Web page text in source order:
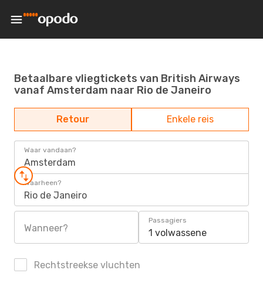
Betaalbare vliegtickets van British Airways
vanaf Amsterdam naar Rio de Janeiro
Retour Enkele reis
Waar vandaan?
Amsterdam
Waarheen?
Rio de Janeiro
Wanneer?
Passagiers
1 volwassene
Rechtstreekse vluchten